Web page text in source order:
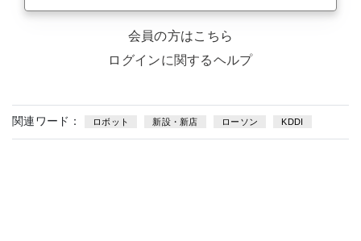
会員の方はこちら
ログインに関するヘルプ
関連ワード： ロボット 新設・新店 ローソン KDDI